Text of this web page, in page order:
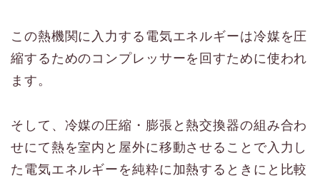
この熱機関に入力する電気エネルギーは冷媒を圧
縮するためのコンプレッサーを回すために使われ
ます。
そして、冷媒の圧縮・膨張と熱交換器の組み合わ
せにて熱を室内と屋外に移動させることで入力し
た電気エネルギーを純粋に加熱するときにと比較